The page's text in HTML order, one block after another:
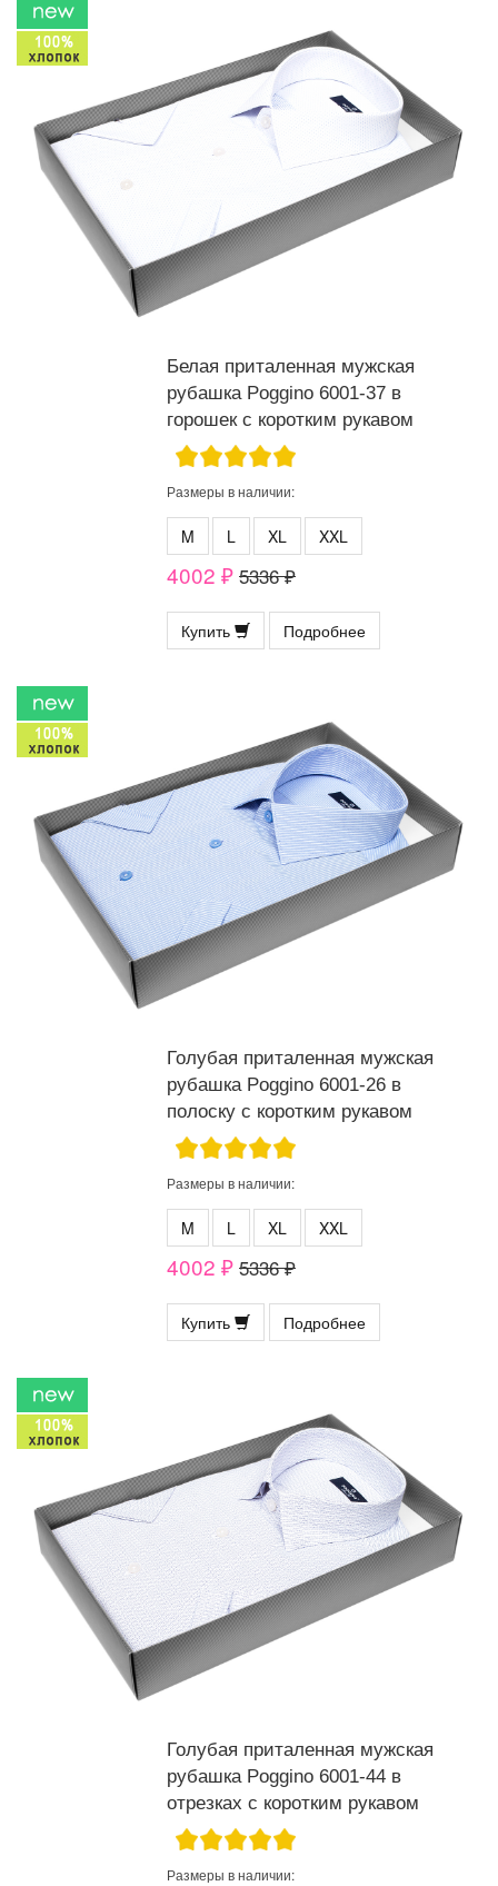
Белая приталенная мужская
рубашка Poggino 6001-37 в
горошек с коротким рукавом
Размеры в наличии:
M L XL XXL
4002 ₽ 5336 ₽
Купить Подробнее
Голубая приталенная мужская
рубашка Poggino 6001-26 в
полоску с коротким рукавом
Размеры в наличии:
M L XL XXL
4002 ₽ 5336 ₽
Купить Подробнее
Голубая приталенная мужская
рубашка Poggino 6001-44 в
отрезках с коротким рукавом
Размеры в наличии: